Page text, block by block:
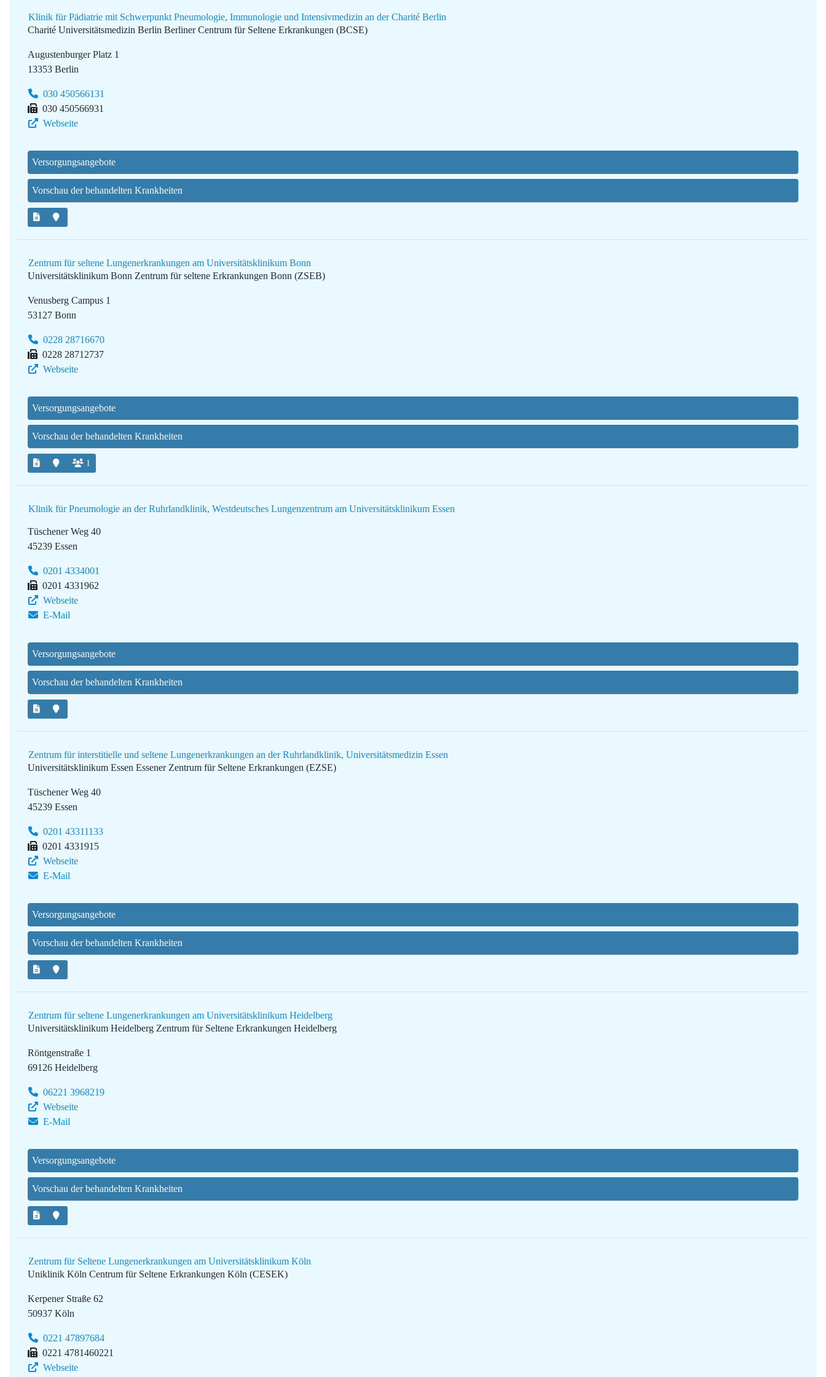
Klinik für Pädiatrie mit Schwerpunkt Pneumologie, Immunologie und Intensivmedizin an der Charité Berlin
Charité Universitätsmedizin Berlin Berliner Centrum für Seltene Erkrankungen (BCSE)
Augustenburger Platz 1
13353 Berlin
030 450566131
030 450566931
Webseite
Versorgungsangebote
Vorschau der behandelten Krankheiten
Zentrum für seltene Lungenerkrankungen am Universitätsklinikum Bonn
Universitätsklinikum Bonn Zentrum für seltene Erkrankungen Bonn (ZSEB)
Venusberg Campus 1
53127 Bonn
0228 28716670
0228 28712737
Webseite
Versorgungsangebote
Vorschau der behandelten Krankheiten
1
Klinik für Pneumologie an der Ruhrlandklinik, Westdeutsches Lungenzentrum am Universitätsklinikum Essen
Tüschener Weg 40
45239 Essen
0201 4334001
0201 4331962
Webseite
E-Mail
Versorgungsangebote
Vorschau der behandelten Krankheiten
Zentrum für interstitielle und seltene Lungenerkrankungen an der Ruhrlandklinik, Universitätsmedizin Essen
Universitätsklinikum Essen Essener Zentrum für Seltene Erkrankungen (EZSE)
Tüschener Weg 40
45239 Essen
0201 43311133
0201 4331915
Webseite
E-Mail
Versorgungsangebote
Vorschau der behandelten Krankheiten
Zentrum für seltene Lungenerkrankungen am Universitätsklinikum Heidelberg
Universitätsklinikum Heidelberg Zentrum für Seltene Erkrankungen Heidelberg
Röntgenstraße 1
69126 Heidelberg
06221 3968219
Webseite
E-Mail
Versorgungsangebote
Vorschau der behandelten Krankheiten
Zentrum für Seltene Lungenerkrankungen am Universitätsklinikum Köln
Uniklinik Köln Centrum für Seltene Erkrankungen Köln (CESEK)
Kerpener Straße 62
50937 Köln
0221 47897684
0221 4781460221
Webseite